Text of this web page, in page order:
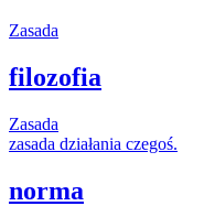
Zasada
filozofia
Zasada
zasada działania czegoś.
norma